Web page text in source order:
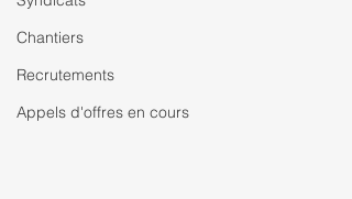
Chantiers
Recrutements
Appels d'offres en cours